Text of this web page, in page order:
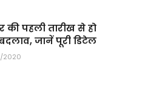
की पहली तारीख से हो
जानें पूरी डिटेल
2020